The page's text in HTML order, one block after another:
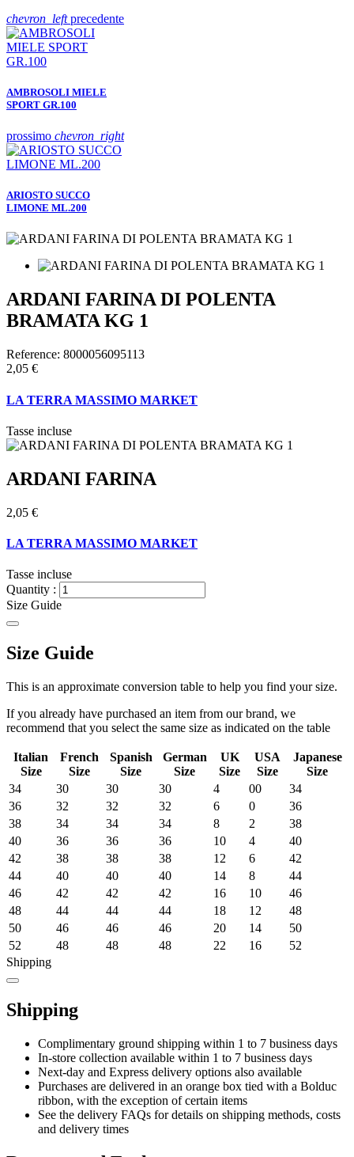
chevron_leftprecedente
AMBROSOLI MIELE
SPORT GR.100
prossimo chevron_right
ARIOSTO SUCCO
LIMONE ML.200
ARDANI FARINA DI POLENTA
BRAMATA KG 1
Reference: 8000056095113
2,05 €
LA TERRA MASSIMO MARKET
Tasse incluse
ARDANI FARINA
2,05 €
LA TERRA MASSIMO MARKET
Tasse incluse
Quantity :
Size Guide
Size Guide
This is an approximate conversion table to help you find your size.
If you already have purchased an item from our brand, we
recommend that you select the same size as indicated on the table
Italian
Size
French
Size
Spanish
Size
German
Size
UK
Size
USA
Size
Japanese
Size
34
30 30 30 4 00
34
36
32 32 32 6 0
36
38
34 34 34 8 2
38
40
36 36 36 10 4
40
42
38 38 38 12 6
42
44
40 40 40 14 8
44
46
42 42 42 16 10
46
48
44 44 44 18 12
48
50
46 46 46 20 14
50
52
48 48 48 22 16
52
Shipping
Shipping
Complimentary ground shipping within 1 to 7 business days
In-store collection available within 1 to 7 business days
Next-day and Express delivery options also available
Purchases are delivered in an orange box tied with a Bolduc
ribbon, with the exception of certain items
See the delivery FAQs for details on shipping methods, costs
and delivery times